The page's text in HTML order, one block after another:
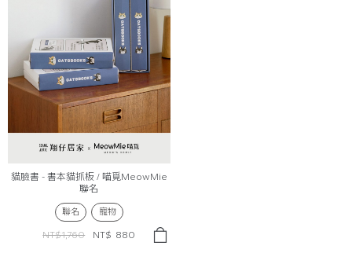
貓臉書 - 書本貓抓板 / 喵覓MeowMie
聯名
聯名 寵物
NT$1,760 NT$ 880